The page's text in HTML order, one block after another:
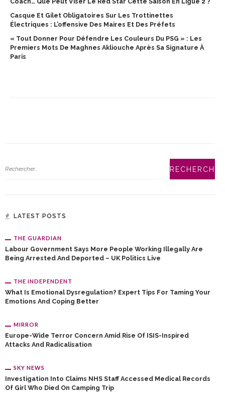
Casque Et Gilet Obligatoires Sur Les Trottinettes
Électriques : L’offensive Des Maires Et Des Préfets
« Tout Donner Pour Défendre Les Couleurs Du PSG » : Les
Premiers Mots De Maghnes Akliouche Après Sa Signature À
Paris
LATEST POSTS
THE GUARDIAN
Labour Government Says More People Working Illegally Are
Being Arrested And Deported – UK Politics Live
THE INDEPENDENT
What Is Emotional Dysregulation? Expert Tips For Taming Your
Emotions And Coping Better
MIRROR
Europe-Wide Terror Concern Amid Rise Of ISIS-Inspired
Attacks And Radicalisation
SKY NEWS
Investigation Into Claims NHS Staff Accessed Medical Records
Of Girl Who Died On Camping Trip